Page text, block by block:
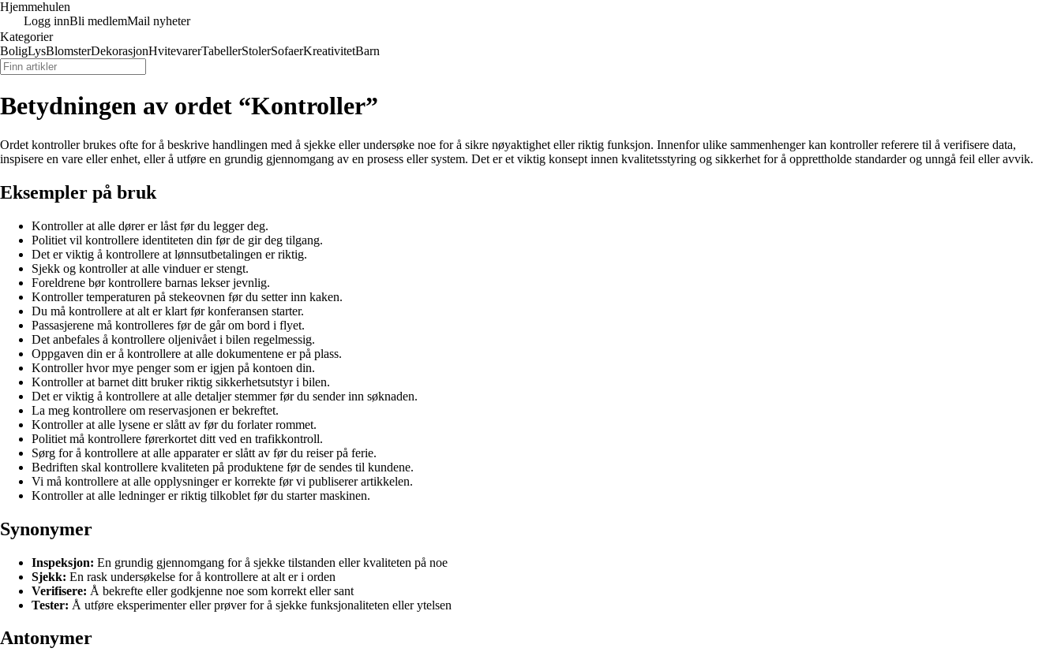
Hjemmehulen
Logg innBli medlemMail nyheter
Kategorier
BoligLysBlomsterDekorasjonHvitevarerTabellerStolerSofaerKreativitetBarn
Betydningen av ordet “Kontroller”
Ordet kontroller brukes ofte for å beskrive handlingen med å sjekke eller undersøke noe for å sikre nøyaktighet eller riktig funksjon. Innenfor ulike sammenhenger kan kontroller referere til å verifisere data,
inspisere en vare eller enhet, eller å utføre en grundig gjennomgang av en prosess eller system. Det er et viktig konsept innen kvalitetsstyring og sikkerhet for å opprettholde standarder og unngå feil eller avvik.
Eksempler på bruk
Kontroller at alle dører er låst før du legger deg.
Politiet vil kontrollere identiteten din før de gir deg tilgang.
Det er viktig å kontrollere at lønnsutbetalingen er riktig.
Sjekk og kontroller at alle vinduer er stengt.
Foreldrene bør kontrollere barnas lekser jevnlig.
Kontroller temperaturen på stekeovnen før du setter inn kaken.
Du må kontrollere at alt er klart før konferansen starter.
Passasjerene må kontrolleres før de går om bord i flyet.
Det anbefales å kontrollere oljenivået i bilen regelmessig.
Oppgaven din er å kontrollere at alle dokumentene er på plass.
Kontroller hvor mye penger som er igjen på kontoen din.
Kontroller at barnet ditt bruker riktig sikkerhetsutstyr i bilen.
Det er viktig å kontrollere at alle detaljer stemmer før du sender inn søknaden.
La meg kontrollere om reservasjonen er bekreftet.
Kontroller at alle lysene er slått av før du forlater rommet.
Politiet må kontrollere førerkortet ditt ved en trafikkontroll.
Sørg for å kontrollere at alle apparater er slått av før du reiser på ferie.
Bedriften skal kontrollere kvaliteten på produktene før de sendes til kundene.
Vi må kontrollere at alle opplysninger er korrekte før vi publiserer artikkelen.
Kontroller at alle ledninger er riktig tilkoblet før du starter maskinen.
Synonymer
Inspeksjon: En grundig gjennomgang for å sjekke tilstanden eller kvaliteten på noe
Sjekk: En rask undersøkelse for å kontrollere at alt er i orden
Verifisere: Å bekrefte eller godkjenne noe som korrekt eller sant
Tester: Å utføre eksperimenter eller prøver for å sjekke funksjonaliteten eller ytelsen
Antonymer